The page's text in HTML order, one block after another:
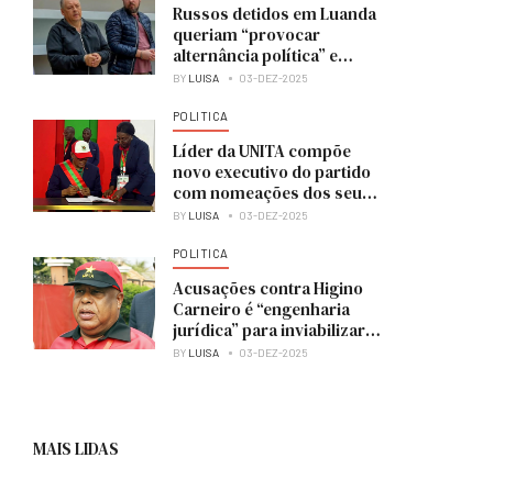
Russos detidos em Luanda
queriam “provocar
alternância política” e
colocar UNITA no poder
BY LUISA 03-DEZ-2025
POLITICA
Líder da UNITA compõe
novo executivo do partido
com nomeações dos seus
membros
BY LUISA 03-DEZ-2025
POLITICA
Acusações contra Higino
Carneiro é “engenharia
jurídica” para inviabilizar
candidatura à presidência
BY LUISA 03-DEZ-2025
MAIS LIDAS